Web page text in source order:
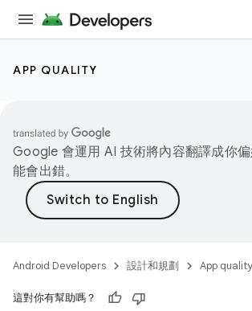
APP QUALITY
Google 會運用 AI 技術將內容翻譯成你
能會出錯。
Android Developers 設計和規劃 App quality
這對你有幫助嗎？